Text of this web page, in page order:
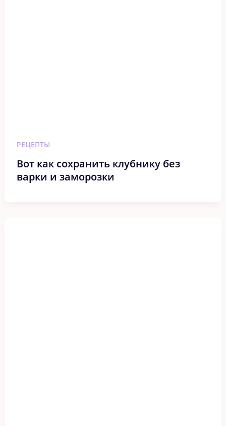
РЕЦЕПТЫ
Вот как сохранить клубнику без
варки и заморозки